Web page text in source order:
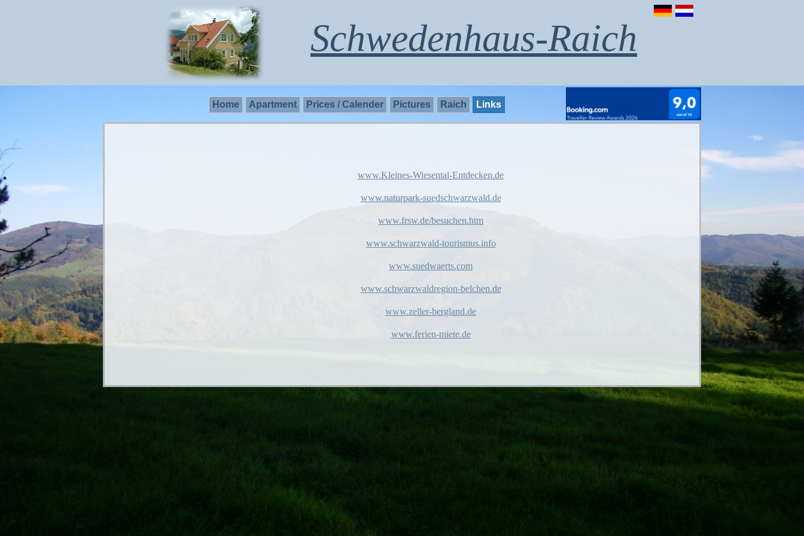
www.Kleines-Wiesental-Entdecken.de
www.naturpark-suedschwarzwald.de
www.frsw.de/besuchen.htm
www.schwarzwald-tourismus.info
www.suedwaerts.com
www.schwarzwaldregion-belchen.de
www.zeller-bergland.de
www.ferien-miete.de
Schwedenhaus-Raich
Home Apartment Prices / Calender Pictures Raich Links